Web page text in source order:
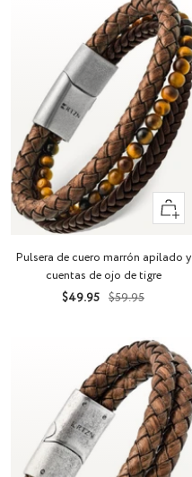
Vista
rápida
Pulsera de cuero marrón apilado y
cuentas de ojo de tigre
Precio
$49.95 Precio
$59.95